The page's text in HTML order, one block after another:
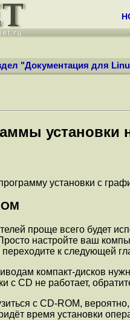
"Документация для
установки
установки с
проще всего будет
настройте ваш
переходите к следующей
компакт-дисков
с CD не работает,
с CD-ROM,
время установки